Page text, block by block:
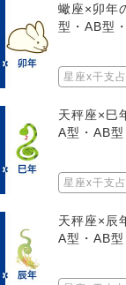
蠍座×卯年
型・AB型
星座x干支
天秤座×巳
A型・AB
星座x干支
天秤座×辰
A型・AB